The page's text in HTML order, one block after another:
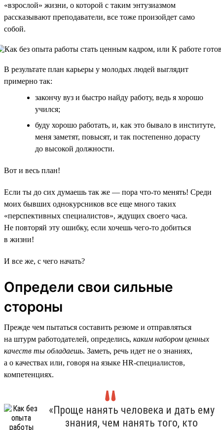
«взрослой» жизни, о которой с таким энтузиазмом
рассказывают преподаватели, все тоже произойдет само
собой.
В результате план карьеры у молодых людей выглядит
примерно так:
закончу вуз и быстро найду работу, ведь я хорошо
учился;
буду хорошо работать, и, как это бывало в институте,
меня заметят, повысят, и так постепенно дорасту
до высокой должности.
Вот и весь план!
Если ты до сих думаешь так же — пора что-то менять! Среди
моих бывших однокурсников все еще много таких
«перспективных специалистов», ждущих своего часа.
Не повторяй эту ошибку, если хочешь чего-то добиться
в жизни!
И все же, с чего начать?
Определи свои сильные
стороны
Прежде чем пытаться составить резюме и отправляться
на штурм работодателей, определись, каким набором ценных
качеств ты обладаешь. Заметь, речь идет не о знаниях,
а о качествах или, говоря на языке HR-специалистов,
компетенциях.
«Проще нанять человека и дать ему
знания, чем нанять того, кто